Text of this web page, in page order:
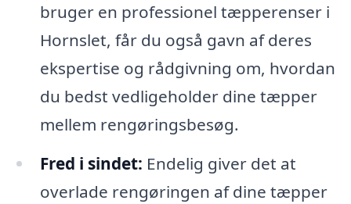
bruger en professionel tæpperenser i
Hornslet, får du også gavn af deres
ekspertise og rådgivning om, hvordan
du bedst vedligeholder dine tæpper
mellem rengøringsbesøg.
Fred i sindet: Endelig giver det at
overlade rengøringen af dine tæpper